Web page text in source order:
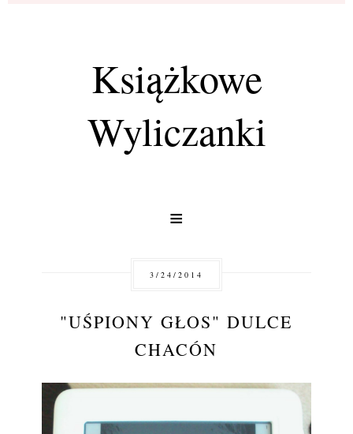
Książkowe
Wyliczanki
≡
3/24/2014
"UŚPIONY GŁOS" DULCE
CHACÓN